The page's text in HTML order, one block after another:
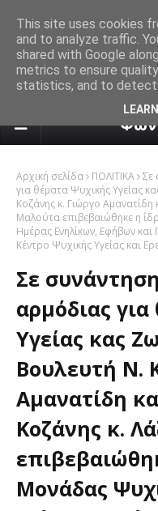
Αρχική σελίδα ΠΟΛΙΤΙΚΑ Σε
για θέματα Ψυχικής Υγείας
Κοζάνης κ. Γιώργο
Μαλούτα επιβεβαιώθηκε η
Ημέρας Ενηλίκων, Εφήβων και
Κέντρο Ψυχικής Υγείας και
Σε
αρμόδιας
Υγείας κας
Βουλευτή Ν.
Αμανατίδη
Κοζάνης κ.
Μονάδας
This site uses cookies
and to analyze traffic.
shared with Google
metrics to ensure
statistics, and to detect